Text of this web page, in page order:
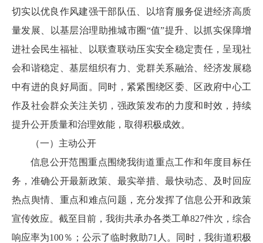
切实以优良作风建强干部队伍、以培育服务促进经济高质
量发展、以基层治理助推城市圈“值”提升、以抓实保障增
进社会民生福祉、以联查联动压实安全稳定责任，呈现社
会和谐稳定、基层组织有力、党群关系融洽、经济发展稳
中有进的良好局面。同时，紧紧围绕区委、区政府中心工
作及社会群众关注关切，强政策发布的力度和时效，持续
提升公开质量和治理效能，取得积极成效。
（一）主动公开
信息公开范围重点围绕我街道重点工作和年度目标任
务，准确公开最新政策、最实举措、最快动态、及时回应
热点舆情、重点和难点问题，充分发挥了信息公开和政策
宣传效应。截至目前，我街共承办各类工单827件次，综合
响应率为100％；公示了临时救助71人。同时，我街道积极